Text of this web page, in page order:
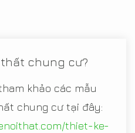
chung cư?
khảo các mẫu
chung cư tại đây:
thiet-ke-